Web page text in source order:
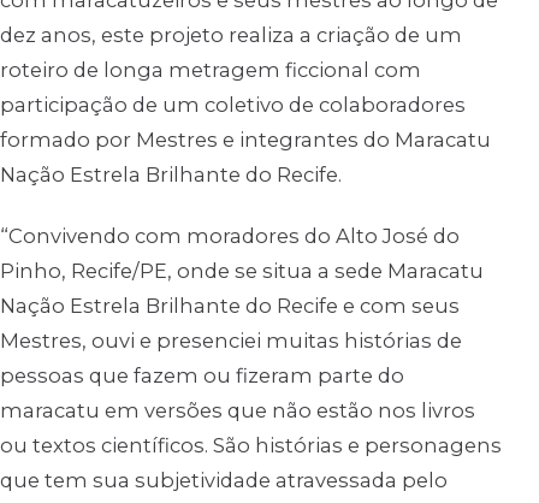
dez anos, este projeto realiza a criação de um
roteiro de longa metragem ficcional com
participação de um coletivo de colaboradores
formado por Mestres e integrantes do Maracatu
Nação Estrela Brilhante do Recife.
“Convivendo com moradores do Alto José do
Pinho, Recife/PE, onde se situa a sede Maracatu
Nação Estrela Brilhante do Recife e com seus
Mestres, ouvi e presenciei muitas histórias de
pessoas que fazem ou fizeram parte do
maracatu em versões que não estão nos livros
ou textos científicos. São histórias e personagens
que tem sua subjetividade atravessada pelo